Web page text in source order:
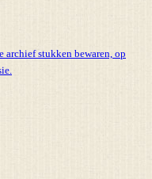
stukken bewaren, op